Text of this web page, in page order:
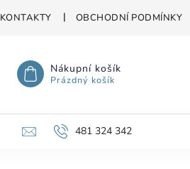
KONTAKTY OBCHODNÍ PODMÍNKY
Nákupní košík
Prázdný košík
481 324 342